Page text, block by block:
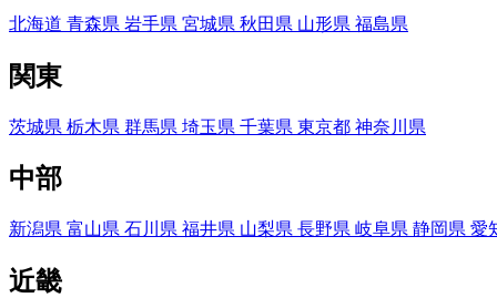
北海道 青森県 岩手県 宮城県 秋田県 山形県 福島県
関東
茨城県 栃木県 群馬県 埼玉県 千葉県 東京都 神奈川県
中部
新潟県 富山県 石川県 福井県 山梨県 長野県 岐阜県 静岡県 愛
近畿